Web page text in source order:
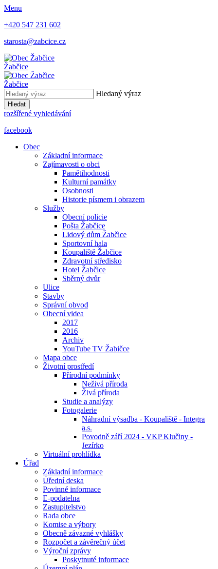
Menu
+420 547 231 602
starosta@zabcice.cz
Žabčice
Žabčice
Hledaný výraz
Hledat
rozšířené vyhledávání
facebook
Obec
Základní informace
Zajímavosti o obci
Pamětihodnosti
Kulturní památky
Osobnosti
Historie písmem i obrazem
Služby
Obecní policie
Pošta Žabčice
Lidový dům Žabčice
Sportovní hala
Koupaliště Žabčice
Zdravotní středisko
Hotel Žabčice
Sběrný dvůr
Ulice
Stavby
Správní obvod
Obecní videa
2017
2016
Archiv
YouTube TV Žabičce
Mapa obce
Životní prostředí
Přírodní podmínky
Neživá příroda
Živá příroda
Studie a analýzy
Fotogalerie
Náhradní výsadba - Koupaliště - Integra
a.s.
Povodně září 2024 - VKP Klučiny -
Jezírko
Virtuální prohlídka
Úřad
Základní informace
Úřední deska
Povinné informace
E-podatelna
Zastupitelstvo
Rada obce
Komise a výbory
Obecně závazné vyhlášky
Rozpočet a závěrečný účet
Výroční zprávy
Poskytnuté informace